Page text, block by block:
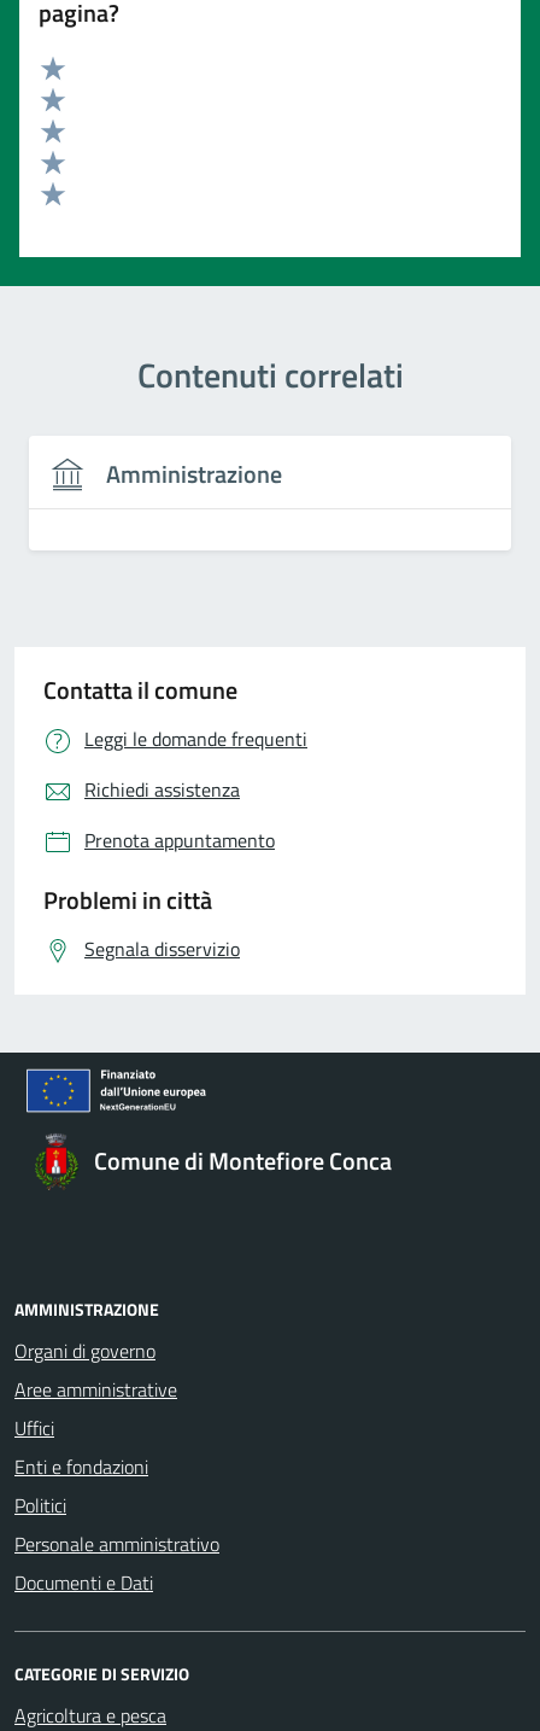
pagina?
Valuta 5 stelle su 5
Valuta 4 stelle su 5
Valuta 3 stelle su 5
Valuta 2 stelle su 5
Contenuti correlati
Amministrazione
Contatta il comune
Leggi le domande frequenti
Richiedi assistenza
Prenota appuntamento
Problemi in città
Segnala disservizio
Comune di Montefiore Conca
AMMINISTRAZIONE
Organi di governo
Aree amministrative
Uffici
Enti e fondazioni
Politici
Personale amministrativo
Documenti e Dati
CATEGORIE DI SERVIZIO
Agricoltura e pesca